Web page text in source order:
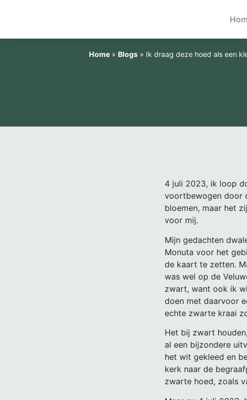
Home» Blogs» Ik draag deze hoed als een
4 juli 2023, ik loop
voortbewogen door
bloemen, maar het
voor mij.
Mijn gedachten
Monuta voor het
de kaart te zetten.
was wel op de
zwart, want ook ik
doen met daarvoor
echte zwarte kraai
Het bij zwart
al een bijzondere
het wit gekleed en
kerk naar de
zwarte hoed, zoals